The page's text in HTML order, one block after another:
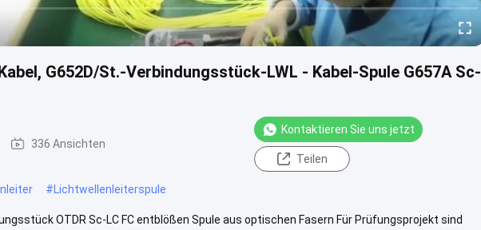
G652D/St.-Verbindungsstück-LWL - Kabel-Spule G657A Sc-
336 Ansichten
Kontaktieren Sie uns jetzt
Teilen
#Lichtwellenleiterspule
OTDR Sc-LC FC entblößen Spule aus optischen Fasern Für Prüfungsprojekt sind